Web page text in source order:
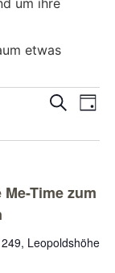
um ihre
etwas
Suche
Tag
Time zum
Leopoldshöhe